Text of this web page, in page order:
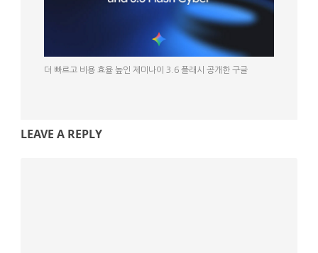
더 빠르고 비용 효율 높인 제미나이 3.6 플래시 공개한 구글
LEAVE A REPLY